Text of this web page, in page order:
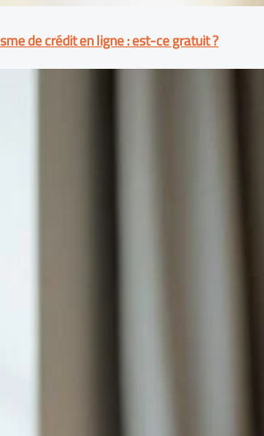
de crédit en ligne : est-ce gratuit ?